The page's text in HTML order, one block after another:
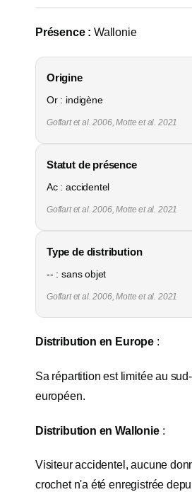
Présence : Wallonie
Origine
Or : indigène
Goffart et al. 2006, Motte et al. 2021
Statut de présence
Ac : accidentel
Goffart et al. 2006, Motte et al. 2021
Type de distribution
-- : sans objet
Goffart et al. 2006, Motte et al. 2021
Distribution en Europe :
Sa répartition est limitée au
européen.
Distribution en Wallonie:
Visiteur accidentel, aucune
crochet n'a été enregistrée